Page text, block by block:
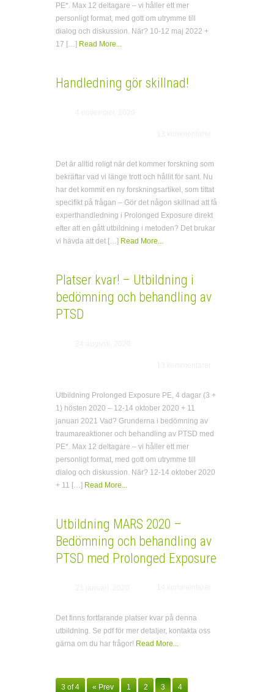
PE*. Max 12 deltagare – vi håller ett mer
personligt format, med gott om utrymme till
dialog och diskussion. När? 10-12 maj 2022 +
17 […] Read More...
Handledning gör skillnad!
Det är alltid roligt när det kommer forskning som
bekräftar vad vi länge trott och hållit för sant. Nu
har det kommit en ny forskningsartikel, som tittat
specifikt på frågan – Gör det någon skillnad att få
experthandledning i Prolonged Exposure direkt
efter att en gått utbildning i metoden? Det brukar
vi hävda att det […] Read More...
Platser kvar! – Utbildning i
bedömning och behandling av
PTSD
Utbildning Prolonged Exposure PE, 4 dagar (3 +
1) hösten 2020 – 12-14 oktober 2020 + 11
januari 2021 Vad? Grunderna i bedömning av
traumareaktioner och behandling av PTSD med
PE*. Max 12 deltagare – vi håller ett mer
personligt format, med gott om utrymme till
dialog och diskussion. När? 12-14 oktober 2020
+ 11 […] Read More...
Utbildning MARS 2020 –
Bedömning och behandling av
PTSD med Prolonged Exposure
Det finns fortfarande platser kvar på denna
utbildning. Se pdf för mer detaljer, kontakta oss
gärna om du har frågor! Read More...
3 of 4 « Prev 1 2 3 4